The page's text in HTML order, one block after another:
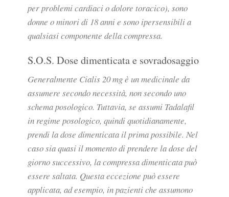
per problemi cardiaci o dolore toracico), sono
donne o minori di 18 anni e sono ipersensibili a
qualsiasi componente della compressa.
S.O.S. Dose dimenticata e sovradosaggio
Generalmente Cialis 20 mg è un medicinale da
assumere secondo necessità, non secondo uno
schema posologico. Tuttavia, se assumi Tadalafil
in regime posologico, quindi quotidianamente,
prendi la dose dimenticata il prima possibile. Nel
caso sia quasi il momento di prendere la dose del
giorno successivo, la compressa dimenticata può
essere saltata. Questa eccezione può essere
applicata, ad esempio, in pazienti che assumono